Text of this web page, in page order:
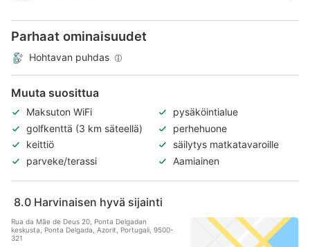
Parhaat ominaisuudet
Hohtavan puhdas
Muuta suosittua
Maksuton WiFi
pysäköintialue
golfkenttä (3 km säteellä)
perhehuone
keittiö
säilytys matkatavaroille
parveke/terassi
Aamiainen
8.0 Harvinaisen hyvä sijainti
Rua da Mãe de Deus 20, Ponta Delgadan
keskusta, Ponta Delgada, Azorit, Portugali, 9500-
321